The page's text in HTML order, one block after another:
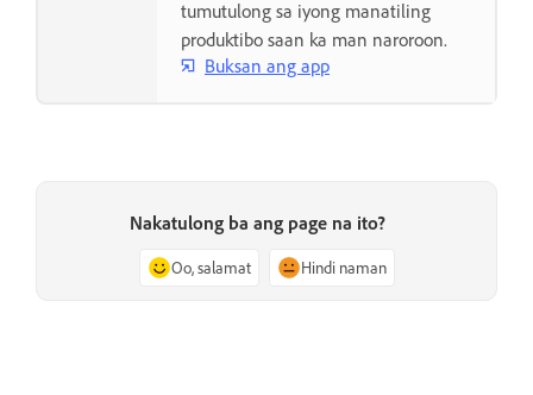
tumutulong sa iyong manatiling
produktibo saan ka man naroroon.
Buksan ang app
Nakatulong ba ang page na ito?
Oo, salamat Hindi naman